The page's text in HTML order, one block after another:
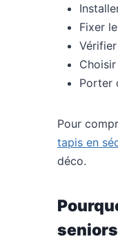
Fixer
Porter
Pour
tapis en
déco.
seniors